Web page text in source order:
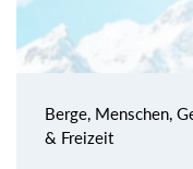
Berge, Menschen,
& Freizeit